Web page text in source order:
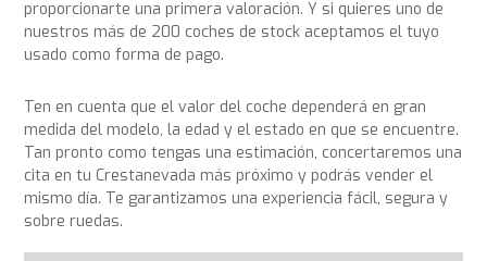
proporcionarte una primera valoración. Y si quieres uno de
nuestros más de 200 coches de stock aceptamos el tuyo
usado como forma de pago.
Ten en cuenta que el valor del coche dependerá en gran
medida del modelo, la edad y el estado en que se encuentre.
Tan pronto como tengas una estimación, concertaremos una
cita en tu Crestanevada más próximo y podrás vender el
mismo día. Te garantizamos una experiencia fácil, segura y
sobre ruedas.